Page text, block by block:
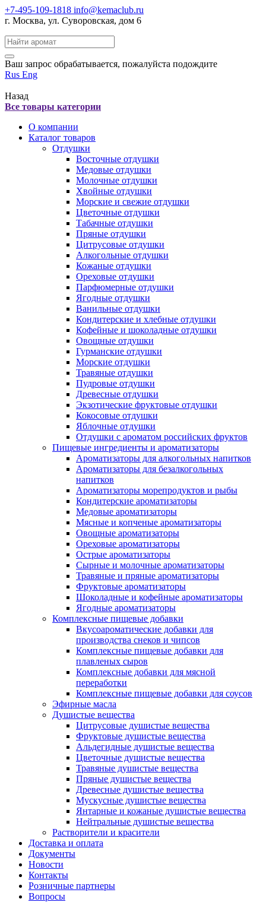
+7-495-109-1818 info@kemaclub.ru
г. Москва, ул. Суворовская, дом 6
Поиск:
Ваш запрос обрабатывается, пожалуйста подождите
Rus Eng
Назад
Все товары категории
О компании
Каталог товаров
Отдушки
Восточные отдушки
Медовые отдушки
Молочные отдушки
Хвойные отдушки
Морские и свежие отдушки
Цветочные отдушки
Табачные отдушки
Пряные отдушки
Цитрусовые отдушки
Алкогольные отдушки
Кожаные отдушки
Ореховые отдушки
Парфюмерные отдушки
Ягодные отдушки
Ванильные отдушки
Кондитерские и хлебные отдушки
Кофейные и шоколадные отдушки
Овощные отдушки
Гурманские отдушки
Морские отдушки
Травяные отдушки
Пудровые отдушки
Древесные отдушки
Экзотические фруктовые отдушки
Кокосовые отдушки
Яблочные отдушки
Отдушки с ароматом российских фруктов
Пищевые ингредиенты и ароматизаторы
Ароматизаторы для алкогольных напитков
Ароматизаторы для безалкогольных
напитков
Ароматизаторы морепродуктов и рыбы
Кондитерские ароматизаторы
Медовые ароматизаторы
Мясные и копченые ароматизаторы
Овощные ароматизаторы
Ореховые ароматизаторы
Острые ароматизаторы
Сырные и молочные ароматизаторы
Травяные и пряные ароматизаторы
Фруктовые ароматизаторы
Шоколадные и кофейные ароматизаторы
Ягодные ароматизаторы
Комплексные пищевые добавки
Вкусоароматические добавки для
производства снеков и чипсов
Комплексные пищевые добавки для
плавленых сыров
Комплексные добавки для мясной
переработки
Комплексные пищевые добавки для соусов
Эфирные масла
Душистые вещества
Цитрусовые душистые вещества
Фруктовые душистые вещества
Альдегидные душистые вещества
Цветочные душистые вещества
Травяные душистые вещества
Пряные душистые вещества
Древесные душистые вещества
Мускусные душистые вещества
Янтарные и кожаные душистые вещества
Нейтральные душистые вещества
Растворители и красители
Доставка и оплата
Документы
Новости
Контакты
Розничные партнеры
Вопросы